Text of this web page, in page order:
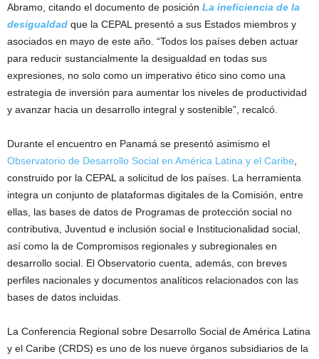
Abramo, citando el documento de posición La ineficiencia de la
desigualdad que la CEPAL presentó a sus Estados miembros y
asociados en mayo de este año. “Todos los países deben actuar
para reducir sustancialmente la desigualdad en todas sus
expresiones, no solo como un imperativo ético sino como una
estrategia de inversión para aumentar los niveles de productividad
y avanzar hacia un desarrollo integral y sostenible”, recalcó.
Durante el encuentro en Panamá se presentó asimismo el
Observatorio de Desarrollo Social en América Latina y el Caribe,
construido por la CEPAL a solicitud de los países. La herramienta
integra un conjunto de plataformas digitales de la Comisión, entre
ellas, las bases de datos de Programas de protección social no
contributiva, Juventud e inclusión social e Institucionalidad social,
así como la de Compromisos regionales y subregionales en
desarrollo social. El Observatorio cuenta, además, con breves
perfiles nacionales y documentos analíticos relacionados con las
bases de datos incluidas.
La Conferencia Regional sobre Desarrollo Social de América Latina
y el Caribe (CRDS) es uno de los nueve órganos subsidiarios de la